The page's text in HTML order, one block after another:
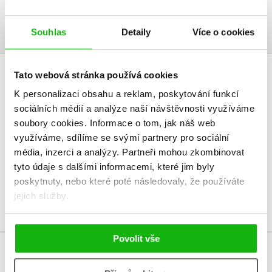
Souhlas Detaily Více o cookies
Tato webová stránka používá cookies
K personalizaci obsahu a reklam, poskytování funkcí
sociálních médií a analýze naší návštěvnosti využíváme
soubory cookies. Informace o tom, jak náš web
využíváme, sdílíme se svými partnery pro sociální
média, inzerci a analýzy. Partneři mohou zkombinovat
tyto údaje s dalšími informacemi, které jim byly
poskytnuty, nebo které poté následovaly, že používáte
jejich služby.
Povolit vše
HODNOCENÍ ČTENÁŘŮ
V současné době nejsou vytvořena žádná uživatelská hodnocení.
Vaše hodnocení
Uživatelskou recenzi mohou vkládat pouze registrovaní uživatelé
Přihlásit
MOHLO BY VÁS TAKÉ ZAJÍMAT